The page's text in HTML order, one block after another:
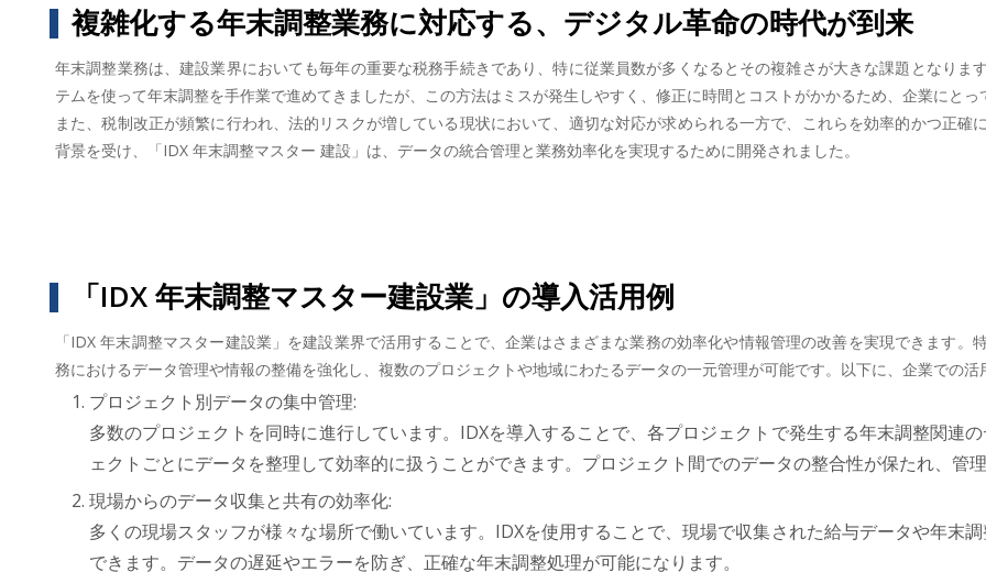
複雑化する年末調整業務に対応する、デジタル革命の時代が到来
年末調整業務は、建設業界においても毎年の重要な税務手続きであり、特に従業員数が多くなるとその複雑さが大きな課題となり
テムを使って年末調整を手作業で進めてきましたが、この方法はミスが発生しやすく、修正に時間とコストがかかるため、企業にと
また、税制改正が頻繁に行われ、法的リスクが増している現状において、適切な対応が求められる一方で、これらを効率的かつ正
背景を受け、「IDX 年末調整マスター 建設」は、データの統合管理と業務効率化を実現するために開発されました。
「IDX 年末調整マスター建設業」の導入活用例
「IDX 年末調整マスター建設業」を建設業界で活用することで、企業はさまざまな業務の効率化や情報管理の改善を実現できます
務におけるデータ管理や情報の整備を強化し、複数のプロジェクトや地域にわたるデータの一元管理が可能です。以下に、企業での活
プロジェクト別データの集中管理:
多数のプロジェクトを同時に進行しています。IDXを導入することで、各プロジェクトで発生する年末調整関連
ェクトごとにデータを整理して効率的に扱うことができます。プロジェクト間でのデータの整合性が保たれ、管
現場からのデータ収集と共有の効率化:
多くの現場スタッフが様々な場所で働いています。IDXを使用することで、現場で収集された給与データや年末
できます。データの遅延やエラーを防ぎ、正確な年末調整処理が可能になります。